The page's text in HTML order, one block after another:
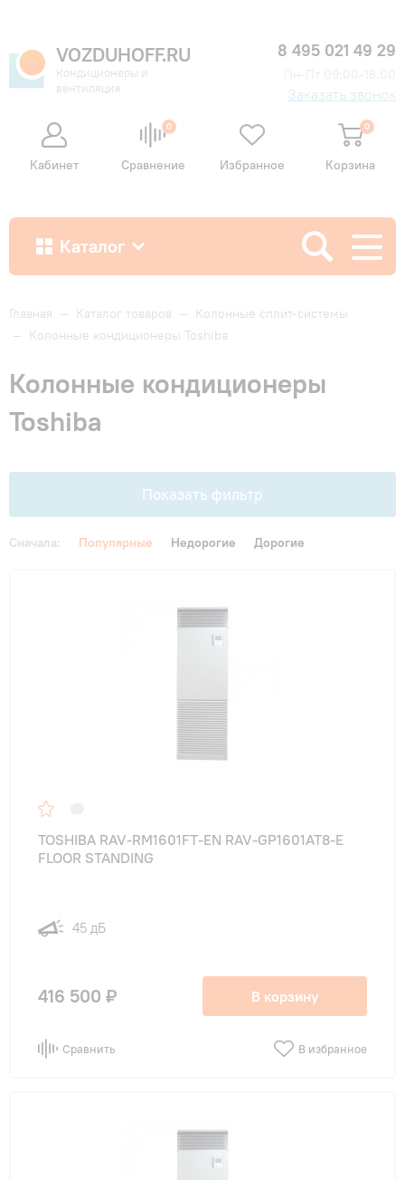
VOZDUHOFF.RU
Кондиционеры и
вентиляция
8 495 021 49 29
Заказать звонок
Кабинет
0
Сравнение Избранное
0
Корзина
Каталог
Как купить
Гарантия и сервис
Монтаж
Контакты
Главная — Каталог товаров — Колонные сплит-системы
— Колонные кондиционеры Toshiba
Колонные кондиционеры
Toshiba
Показать фильтр
До
Сначала: Популярные Недорогие Дорогие
TOSHIBA RAV-RM1601FT-EN RAV-GP1601AT8-E
FLOOR STANDING
45 дБ
416 500 ₽ В корзину
Сравнить В избранное